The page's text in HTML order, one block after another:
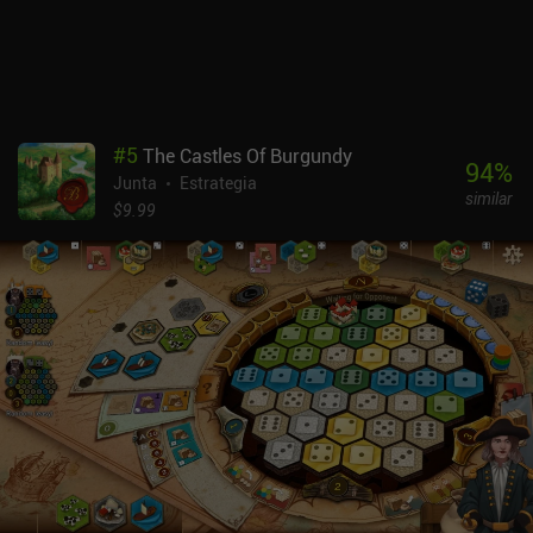
#5 The Castles Of Burgundy
Junta
Estrategia
$9.99
94%
similar